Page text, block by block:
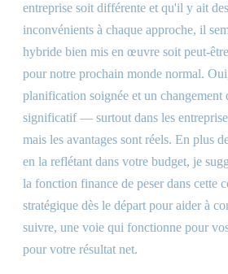
entreprise soit différente et qu'il y ait
inconvénients à chaque approche, il
hybride bien mis en œuvre soit peut-
pour notre prochain monde normal.
planification soignée et un changement
significatif — surtout dans les
mais les avantages sont réels. En plus
en la reflétant dans votre budget, je
la fonction finance de peser dans cette
stratégique dès le départ pour aider à
suivre, une voie qui fonctionne pour
pour votre résultat net.